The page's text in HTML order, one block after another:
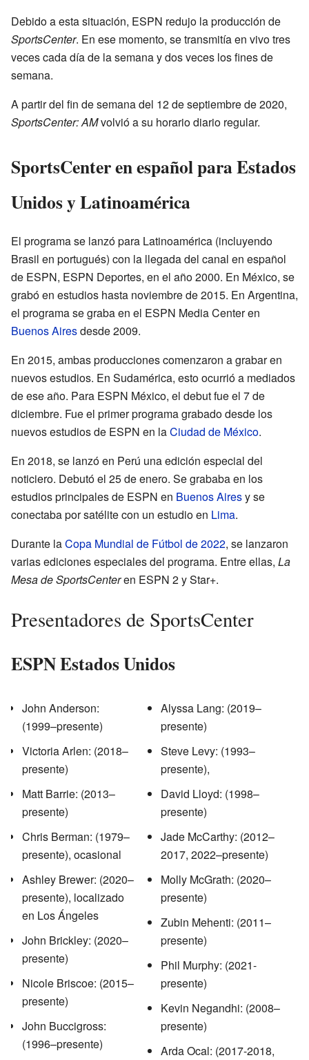
Debido a esta situación, ESPN redujo la producción de
SportsCenter. En ese momento, se transmitía en vivo tres
veces cada día de la semana y dos veces los fines de
semana.
A partir del fin de semana del 12 de septiembre de 2020,
SportsCenter: AMvolvió a su horario diario regular.
SportsCenter en español para Estados
Unidos y Latinoamérica
El programa se lanzó para Latinoamérica (incluyendo
Brasil en portugués) con la llegada del canal en español
de ESPN, ESPN Deportes, en el año 2000. En México, se
grabó en estudios hasta noviembre de 2015. En Argentina,
el programa se graba en el ESPN Media Center en
Buenos Airesdesde 2009.
En 2015, ambas producciones comenzaron a grabar en
nuevos estudios. En Sudamérica, esto ocurrió a mediados
de ese año. Para ESPN México, el debut fue el 7 de
diciembre. Fue el primer programa grabado desde los
nuevos estudios de ESPN en laCiudad de México.
En 2018, se lanzó en Perú una edición especial del
noticiero. Debutó el 25 de enero. Se grababa en los
estudios principales de ESPN en Buenos Airesy se
conectaba por satélite con un estudio en Lima.
Durante laCopa Mundial de Fútbol de 2022, se lanzaron
varias ediciones especiales del programa. Entre ellas, La
Mesa de SportsCenteren ESPN 2 y Star+.
Presentadores de SportsCenter
ESPN Estados Unidos
John Anderson:
(1999–presente)
Victoria Arlen: (2018–
presente)
Matt Barrie: (2013–
presente)
Chris Berman: (1979–
presente), ocasional
Ashley Brewer: (2020–
presente), localizado
en Los Ángeles
John Brickley: (2020–
presente)
Nicole Briscoe: (2015–
presente)
John Buccigross:
(1996–presente)
Alyssa Lang: (2019–
presente)
Steve Levy: (1993–
presente),
David Lloyd: (1998–
presente)
Jade McCarthy: (2012–
2017, 2022–presente)
Molly McGrath: (2020–
presente)
Zubin Mehenti: (2011–
presente)
Phil Murphy: (2021-
presente)
Kevin Negandhi: (2008–
presente)
Arda Ocal: (2017-2018,